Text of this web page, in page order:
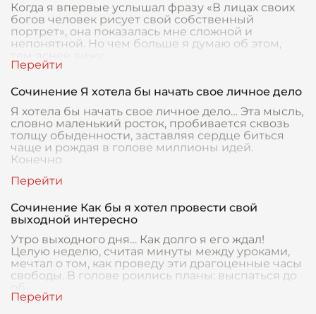
Когда я впервые услышал фразу «В лицах своих
богов человек рисует свой собственный
портрет», она показалась мне сложной и
непонятной. Но чем больше я думаю об этом,
Сочинение Я хотела бы начать свое личное дело
Я хотела бы начать свое личное дело… Эта мысль,
словно маленький росток, пробивается сквозь
толщу обыденности, заставляя сердце биться
чаще и рождая в голове миллионы идей.
Конечно
Сочинение Как бы я хотел провести свой
выходной интересно
Утро выходного дня… Как долго я его ждал!
Целую неделю, считая минуты между уроками,
мечтал о том, как проведу эти драгоценные часы
свободы. В голове роились планы: выспаться до
об